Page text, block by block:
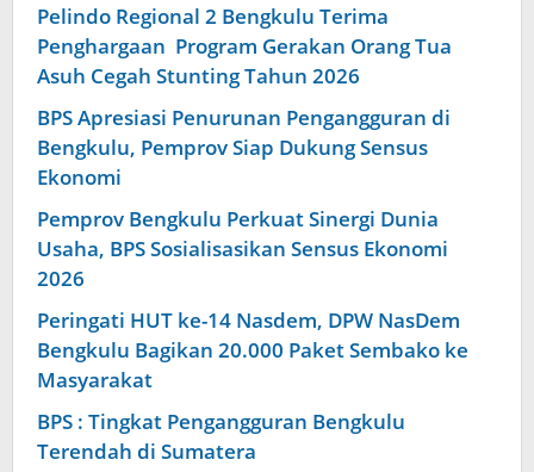
Pelindo Regional 2 Bengkulu Terima
Penghargaan Program Gerakan Orang Tua
Asuh Cegah Stunting Tahun 2026
BPS Apresiasi Penurunan Pengangguran di
Bengkulu, Pemprov Siap Dukung Sensus
Ekonomi
Pemprov Bengkulu Perkuat Sinergi Dunia
Usaha, BPS Sosialisasikan Sensus Ekonomi
2026
Peringati HUT ke-14 Nasdem, DPW NasDem
Bengkulu Bagikan 20.000 Paket Sembako ke
Masyarakat
BPS : Tingkat Pengangguran Bengkulu
Terendah di Sumatera